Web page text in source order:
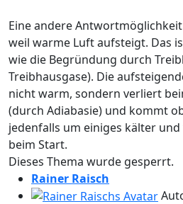
Eine andere
weil warme Luft aufsteigt. Das
wie die Begründung durch
Treibhausgase). Die
nicht warm, sondern verliert
(durch Adiabasie) und kommt
jedenfalls um einiges kälter
beim Start.
Dieses Thema wurde gesperrt.
Rainer Raisch